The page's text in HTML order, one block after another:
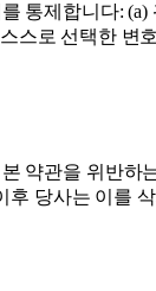
통제합니다:
스로 선택한 변
약관을 위반하
당사는 이를